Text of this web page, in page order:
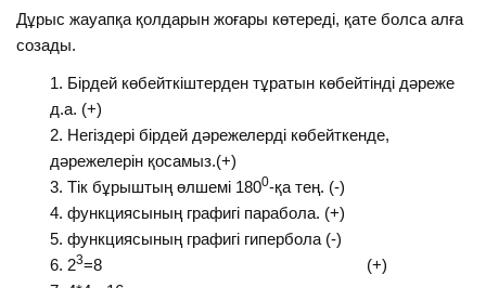
Дұрыс жауапқа қолдарын жоғары көтереді, қате болса алға
созады.
Бірдей көбейткіштерден тұратын көбейтінді дәреже
д.а. (+)
Негіздері бірдей дәрежелерді көбейткенде,
дәрежелерін қосамыз.(+)
Тік бұрыштың өлшемі 1800-қа тең. (-)
функциясының графигі парабола. (+)
функциясының графигі гипербола (-)
23=8 (+)